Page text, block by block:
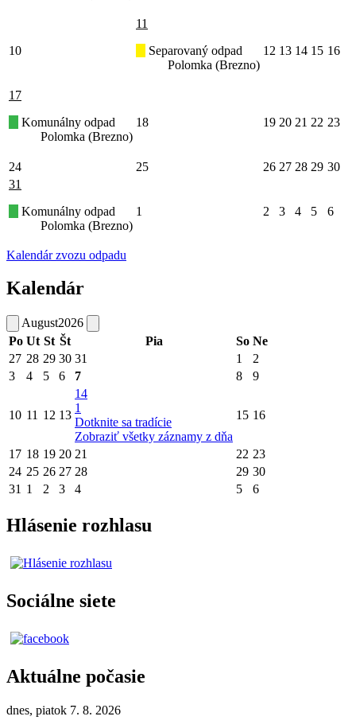
10
11
Separovaný odpad
Polomka (Brezno)
12 13 14 15 16
17
Komunálny odpad
Polomka (Brezno)
18 19 20 21 22 23
24 25 26 27 28 29 30
31
Komunálny odpad
Polomka (Brezno)
1 2 3 4 5 6
Kalendár zvozu odpadu
Kalendár
August2026
Po Ut St Št Pia So Ne
27 28 29 30 31 1
2
3
4 5 6 7 8 9
10 11 12 13
14
1
Dotknite sa tradície
Zobraziť všetky záznamy z dňa
15 16
17 18 19 20 21 22 23
24 25 26 27 28 29 30
31 1 2 3 4 5 6
Hlásenie rozhlasu
Sociálne siete
Aktuálne počasie
dnes, piatok 7. 8. 2026